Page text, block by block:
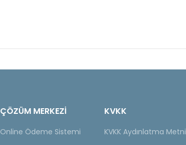
ÇÖZÜM MERKEZİ
Online Ödeme Sistemi
KVKK
KVKK Aydınlatma Metni